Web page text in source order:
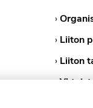
›
› Liiton
› Liiton
›